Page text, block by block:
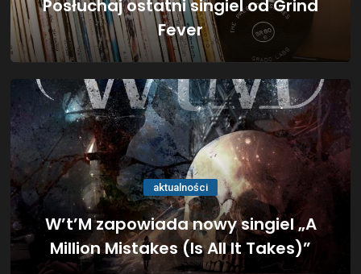
Posłuchaj ostatni singiel od Grind
Fever
aktualności
W’t’M zapowiada nowy singiel „A
Million Mistakes (Is All It Takes)”